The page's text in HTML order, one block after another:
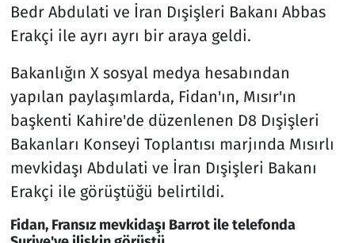
Bedr Abdulati ve İran Dışişleri Bakanı Abbas
Erakçi ile ayrı ayrı bir araya geldi.
Bakanlığın X sosyal medya hesabından
yapılan paylaşımlarda, Fidan'ın, Mısır'ın
başkenti Kahire'de düzenlenen D8 Dışişleri
Bakanları Konseyi Toplantısı marjında Mısırlı
mevkidaşı Abdulati ve İran Dışişleri Bakanı
Erakçi ile görüştüğü belirtildi.
Fidan, Fransız mevkidaşı Barrot ile telefonda